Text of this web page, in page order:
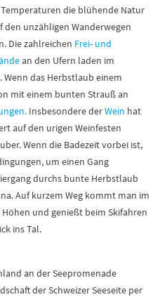
die blühende Natur
den unzähligen Wanderwegen
Die zahlreichen Frei- und
an den Ufern laden im
Wenn das Herbstlaub einem
mit einem bunten Strauß an
Insbesondere derWein hat
auf den urigen Weinfesten
Wenn die Badezeit vorbei ist,
um einen Gang
durchs bunte Herbstlaub
Auf kurzem Weg kommt man im
und genießt beim Skifahren
ins Tal.
an der Seepromenade
der Schweizer Seeseite per